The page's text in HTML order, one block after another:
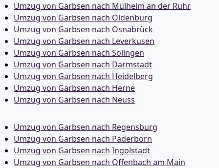
Umzug von Garbsen nach Mülheim an der Ruhr
Umzug von Garbsen nach Oldenburg
Umzug von Garbsen nach Osnabrück
Umzug von Garbsen nach Leverkusen
Umzug von Garbsen nach Solingen
Umzug von Garbsen nach Darmstadt
Umzug von Garbsen nach Heidelberg
Umzug von Garbsen nach Herne
Umzug von Garbsen nach Neuss
Umzug von Garbsen nach Regensburg
Umzug von Garbsen nach Paderborn
Umzug von Garbsen nach Ingolstadt
Umzug von Garbsen nach Offenbach am Main